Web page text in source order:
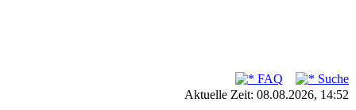
FAQ
Suche
Aktuelle Zeit: 08.08.2026, 14:52